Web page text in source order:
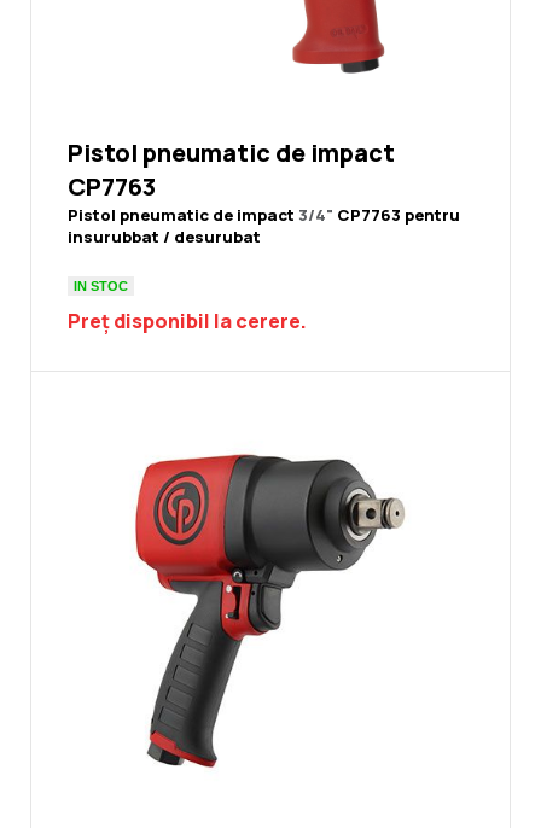
Pistol pneumatic de impact
CP7763
Pistol pneumatic de impact 3/4" CP7763 pentru
insurubbat / desurubat
IN STOC
Preț disponibil la cerere.